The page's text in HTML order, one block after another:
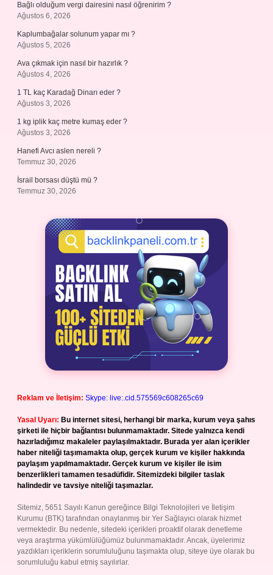
Bağlı olduğum vergi dairesini nasıl öğrenirim ?
Ağustos 6, 2026
Kaplumbağalar solunum yapar mı ?
Ağustos 5, 2026
Ava çıkmak için nasıl bir hazırlık ?
Ağustos 4, 2026
1 TL kaç Karadağ Dinarı eder ?
Ağustos 3, 2026
1 kg iplik kaç metre kumaş eder ?
Ağustos 3, 2026
Hanefi Avcı aslen nereli ?
Temmuz 30, 2026
İsrail borsası düştü mü ?
Temmuz 30, 2026
Reklam ve İletişim: Skype: live:.cid.575569c608265c69
Yasal Uyarı: Bu internet sitesi, herhangi bir marka, kurum veya şahıs
şirketi ile hiçbir bağlantısı bulunmamaktadır. Sitede yalnızca kendi
hazırladığımız makaleler paylaşılmaktadır. Burada yer alan içerikler
haber niteliği taşımamakta olup, gerçek kurum ve kişiler hakkında
paylaşım yapılmamaktadır. Gerçek kurum ve kişiler ile isim
benzerlikleri tamamen tesadüfidir. Sitemizdeki bilgiler taslak
halindedir ve tavsiye niteliği taşımazlar.
Sitemiz, 5651 Sayılı Kanun gereğince Bilgi Teknolojileri ve İletişim
Kurumu (BTK) tarafından onaylanmış bir Yer Sağlayıcı olarak hizmet
vermektedir. Bu nedenle, sitedeki içerikleri proaktif olarak denetleme
veya araştırma yükümlülüğümüz bulunmamaktadır. Ancak, üyelerimiz
yazdıkları içeriklerin sorumluluğunu taşımakta olup, siteye üye olarak bu
sorumluluğu kabul etmiş sayılırlar.